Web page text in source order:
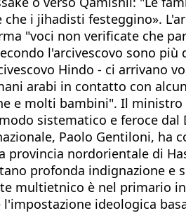
che i jihadisti festeggino».
"voci non verificate che
l'arcivescovo sono più
Hindo - ci arrivano
arabi in contatto con
e molti bambini". Il
sistematico e feroce
Paolo Gentiloni, ha
nordorientale di
profonda indignazione e
multietnico è nel primario
ideologica